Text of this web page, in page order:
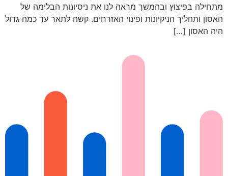
מתחילה בפיצוץ ובהמשך מראה לנו את ניסיונות הבלימה של
האסון ותהליך הניקיונות ופינוי האזרחים. קשה לתאר עד כמה גדול
היה האסון […]